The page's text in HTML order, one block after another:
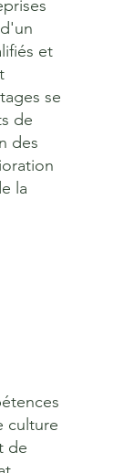
et
se
de
des
la
culture
de